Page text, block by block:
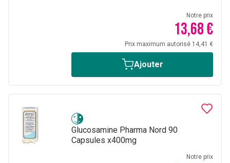
Notre prix
13,68 €
Prix maximum autorisé 14,41 €
Ajouter
Glucosamine Pharma Nord 90
Capsules x400mg
Notre prix